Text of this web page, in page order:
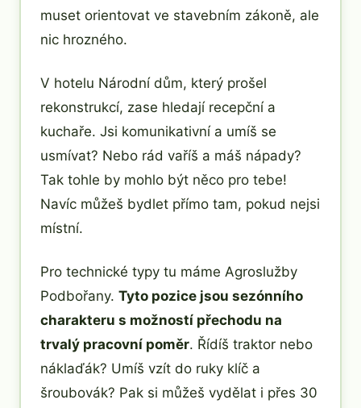
muset orientovat ve stavebním zákoně, ale
nic hrozného.
V hotelu Národní dům, který prošel
rekonstrukcí, zase hledají recepční a
kuchaře. Jsi komunikativní a umíš se
usmívat? Nebo rád vaříš a máš nápady?
Tak tohle by mohlo být něco pro tebe!
Navíc můžeš bydlet přímo tam, pokud nejsi
místní.
Pro technické typy tu máme Agroslužby
Podbořany. Tyto pozice jsou sezónního
charakteru s možností přechodu na
trvalý pracovní poměr. Řídíš traktor nebo
náklaďák? Umíš vzít do ruky klíč a
šroubovák? Pak si můžeš vydělat i přes 30